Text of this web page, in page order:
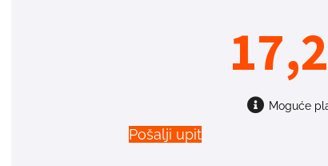
Moguće
Pošalji upit